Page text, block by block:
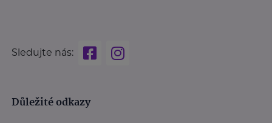
Sledujte nás:
Důležité odkazy